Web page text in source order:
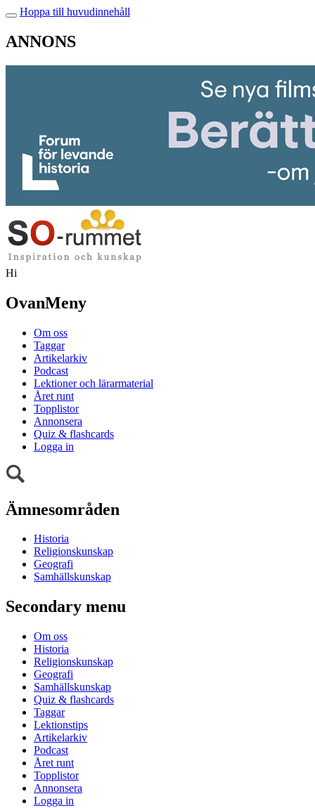
Hoppa till huvudinnehåll
ANNONS
Hi
OvanMeny
Om oss
Taggar
Artikelarkiv
Podcast
Lektioner och lärarmaterial
Året runt
Topplistor
Annonsera
Quiz & flashcards
Logga in
Ämnesområden
Historia
Religionskunskap
Geografi
Samhällskunskap
Secondary menu
Om oss
Historia
Religionskunskap
Geografi
Samhällskunskap
Quiz & flashcards
Taggar
Lektionstips
Artikelarkiv
Podcast
Året runt
Topplistor
Annonsera
Logga in